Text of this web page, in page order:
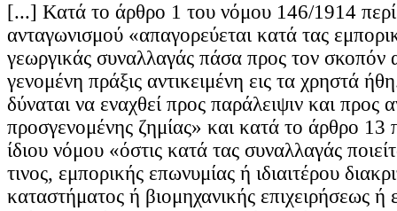
[...] Κατά το άρθρο 1 του νόμου 146/1914 περί
ανταγωνισμού «απαγορεύεται κατά τας
γεωργικάς συναλλαγάς πάσα προς τον σκοπόν
γενομένη πράξις αντικειμένη εις τα χρηστά
δύναται να εναχθεί προς παράλειψιν και προς
προσγενομένης ζημίας» και κατά το άρθρο 13
ίδιου νόμου «όστις κατά τας συναλλαγάς
τινος, εμπορικής επωνυμίας ή ιδιαιτέρου
καταστήματος ή βιομηχανικής επιχειρήσεως ή